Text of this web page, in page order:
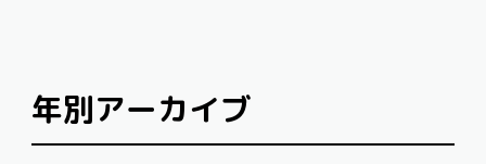
年別アーカイブ